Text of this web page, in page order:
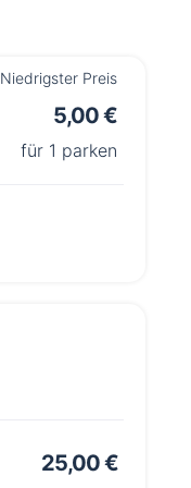
Niedrigster Preis
5,00 €
für 1 parken
25,00 €